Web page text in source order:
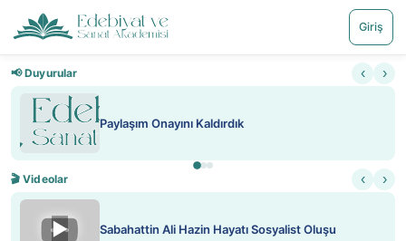
Giriş
📢 Duyurular ‹ ›
Paylaşım Onayını Kaldırdık
🎬 Videolar ‹ ›
▶ Sabahattin Ali Hazin Hayatı Sosyalist Oluşu